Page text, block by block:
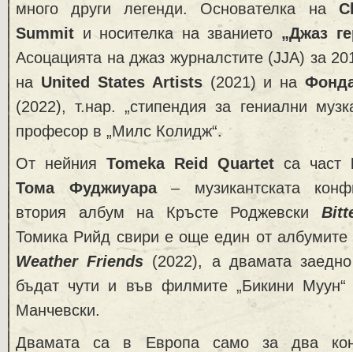
много други легенди. Основателка на
Summit и носителка на званието „Джаз
Асоцацията на джаз журналстите (JJA) за
на United StatesArtists(2021) и на
(2022), т.нар. „стипендия за гениални
професор в „Милс Колидж“.
От нейния Tomeka Reid Quartet са част
Тома Фуджиуара– музикантската
втория албум на Кръсте Роджевски
Томика Рийд свири е още един от
Weather Friends (2022), а двамата
бъдат чути и във филмите „Бикини
Манчевски.
Двамата са в Европа само за два